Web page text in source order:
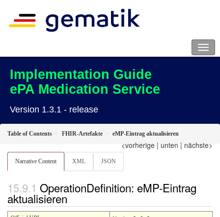
Implementation Guide
ePA Medication Service
Version 1.3.1 - release
Table of Contents FHIR-Artefakte eMP-Eintrag aktualisieren
<vorherige | unten | nächste>
Narrative Content XML JSON
OperationDefinition: eMP-Eintrag
aktualisieren